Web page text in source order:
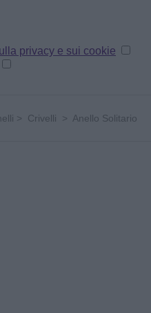
privacy e sui cookie
> Crivelli > Anello Solitario